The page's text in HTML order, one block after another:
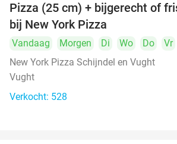
Pizza (25 cm) + bijgerecht of
bij New York Pizza
Vandaag Morgen Di Wo Do Vr
New York Pizza Schijndel en Vught
Vught
Verkocht: 528